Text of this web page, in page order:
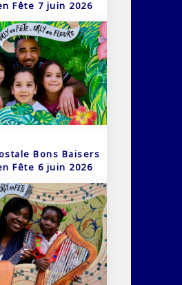
Fête 7 juin 2026
Bons Baisers
Fête 6 juin 2026